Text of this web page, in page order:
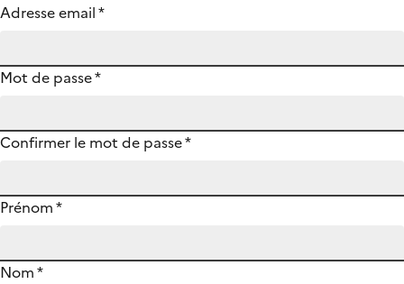
Adresse email*
Mot de passe*
Confirmer le mot de passe*
Prénom*
Nom*